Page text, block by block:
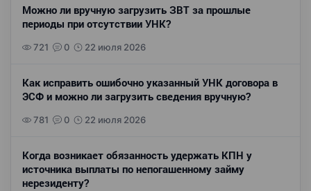
Можно ли вручную загрузить ЗВТ за прошлые
периоды при отсутствии УНК?
721 0 22 июля 2026
Как исправить ошибочно указанный УНК договора в
ЭСФ и можно ли загрузить сведения вручную?
781 0 22 июля 2026
Когда возникает обязанность удержать КПН у
источника выплаты по непогашенному займу
нерезиденту?